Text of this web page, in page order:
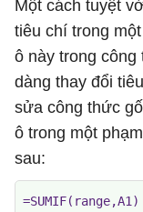
Một cách tuyệt
tiêu chí trong
ô này trong
dàng thay đổi
sửa công thức
ô trong một
sau:
=SUMIF(range,A1)